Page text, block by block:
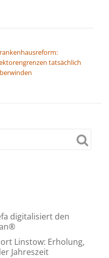
tatsächlich
digitalisiert den
Linstow: Erholung,
Jahreszeit